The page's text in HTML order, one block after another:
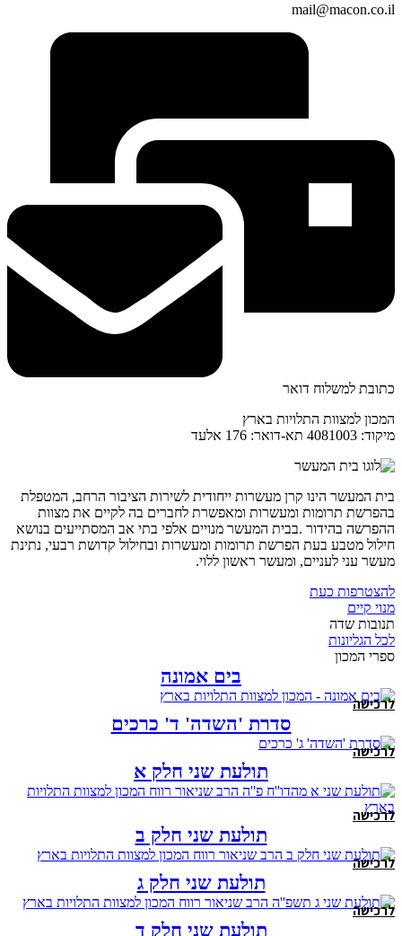
mail@macon.co.il
כתובת למשלוח דואר
המכון למצוות התלויות בארץ
מיקוד: 4081003 תא-דואר: 176 אלעד
בית המעשר הינו קרן מעשרות ייחודית לשירות הציבור הרחב, המטפלת
בהפרשת תרומות ומעשרות ומאפשרת לחברים בה לקיים את מצוות
ההפרשה בהידור .בבית המעשר מנויים אלפי בתי אב המסתייעים בנושא
חילול מטבע בעת הפרשת תרומות ומעשרות ובחילול קדושת רבעי, נתינת
מעשר עני לעניים, ומעשר ראשון ללוי.
להצטרפות כעת
מנוי קיים
תנובות שדה
לכל הגליונות
ספרי המכון
בים אמונה
לרכישה
סדרת 'השדה' ד' כרכים
לרכישה
תולעת שני חלק א
לרכישה
תולעת שני חלק ב
לרכישה
תולעת שני חלק ג
לרכישה
תולעת שני חלק ד